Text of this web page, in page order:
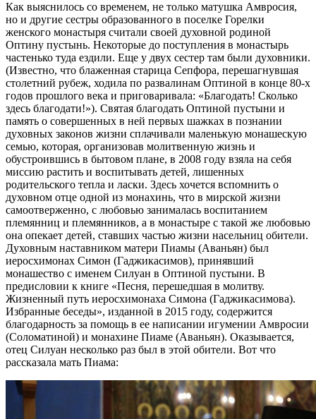
Как выяснилось со временем, не только матушка Амвросия,
но и другие сестры образованного в поселке Горелки
женского монастыря считали своей духовной родиной
Оптину пустынь. Некоторые до поступления в монастырь
частенько туда ездили. Еще у двух сестер там были духовники.
(Известно, что блаженная старица Сепфора, перешагнувшая
столетний рубеж, ходила по развалинам Оптиной в конце 80-х
годов прошлого века и приговаривала: «Благодать! Сколько
здесь благодати!»). Святая благодать Оптиной пустыни и
память о совершенных в ней первых шажках в познании
духовных законов жизни сплачивали маленькую монашескую
семью, которая, организовав молитвенную жизнь и
обустроившись в бытовом плане, в 2008 году взяла на себя
миссию растить и воспитывать детей, лишенных
родительского тепла и ласки. Здесь хочется вспомнить о
духовном отце одной из монахинь, что в мирской жизни
самоотверженно, с любовью занималась воспитанием
племянниц и племянников, а в монастыре с такой же любовью
она опекает детей, ставших частью жизни насельниц обители.
Духовным наставником матери Пиамы (Аваньян) был
иеросхимонах Симон (Гаджикасимов), принявший
монашество с именем Силуан в Оптиной пустыни. В
предисловии к книге «Песня, перешедшая в молитву.
Жизненный путь иеросхимонаха Симона (Гаджикасимова).
Избранные беседы», изданной в 2015 году, содержится
благодарность за помощь в ее написании игумении Амвросии
(Соломатиной) и монахине Пиаме (Аваньян). Оказывается,
отец Силуан несколько раз был в этой обители. Вот что
рассказала мать Пиама: